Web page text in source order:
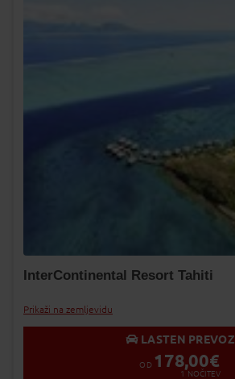
InterContinental Resort Tahiti
Prikaži na zemljevidu
LASTEN PREVOZ
OD 178,00€
1 NOČITEV